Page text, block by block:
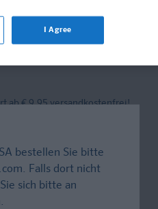
ab € 9,95versandkostenfrei!
bestellen Sie bitte
. Falls dort nicht
sich bitte an
.
I Agree